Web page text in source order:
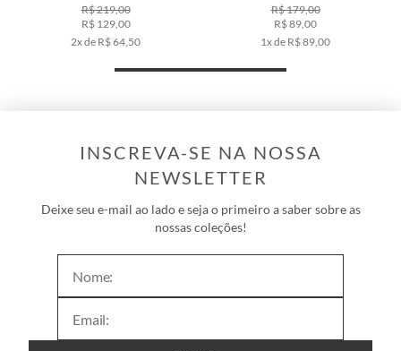
R$ 219,00
R$ 129,00
2x de R$ 64,50
R$ 179,00
R$ 89,00
1x de R$ 89,00
INSCREVA-SE NA NOSSA
NEWSLETTER
Deixe seu e-mail ao lado e seja o primeiro a saber sobre as
nossas coleções!